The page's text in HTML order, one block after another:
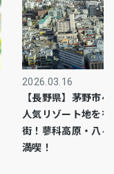
2026.03.16
【長野県】茅野市
人気リゾート地を
街！蓼科高原・八
満喫！